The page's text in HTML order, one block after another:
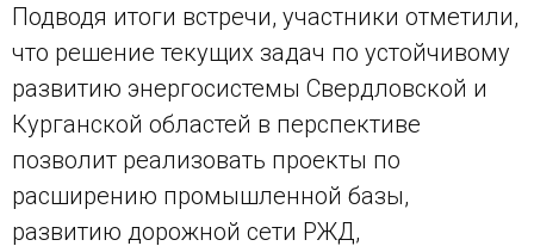
Подводя итоги встречи, участники отметили,
что решение текущих задач по устойчивому
развитию энергосистемы Свердловской и
Курганской областей в перспективе
позволит реализовать проекты по
расширению промышленной базы,
развитию дорожной сети РЖД,